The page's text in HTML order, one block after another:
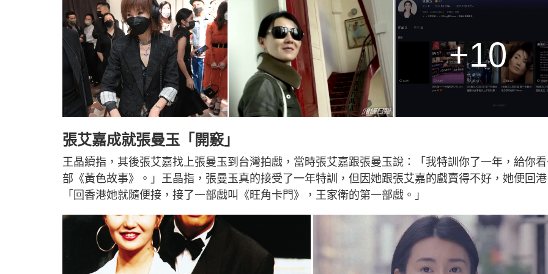
+10
張艾嘉成就張曼玉「開竅」
王晶續指，其後張艾嘉找上張曼玉到台灣拍戲，當時張艾嘉跟張曼玉說：「我特訓你了一年，給你
部《黃色故事》。」王晶指，張曼玉真的接受了一年特訓，但因她跟張艾嘉的戲賣得不好，她便回
「回香港她就隨便接，接了一部戲叫《旺角卡門》，王家衛的第一部戲。」